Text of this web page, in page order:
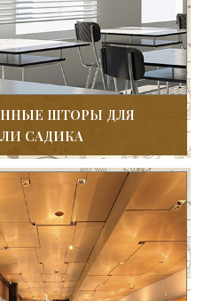
ШТОРЫ ДЛЯ
САДИКА